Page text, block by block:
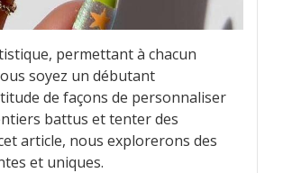
permettant à chacun
soyez un débutant
de façons de personnaliser
battus et tenter des
article, nous explorerons des
et uniques.